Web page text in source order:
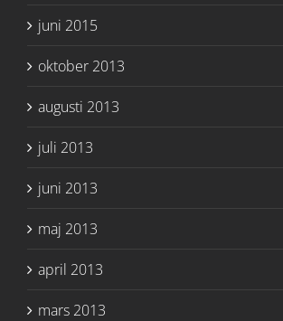
juni 2015
oktober 2013
augusti 2013
juli 2013
juni 2013
maj 2013
april 2013
mars 2013